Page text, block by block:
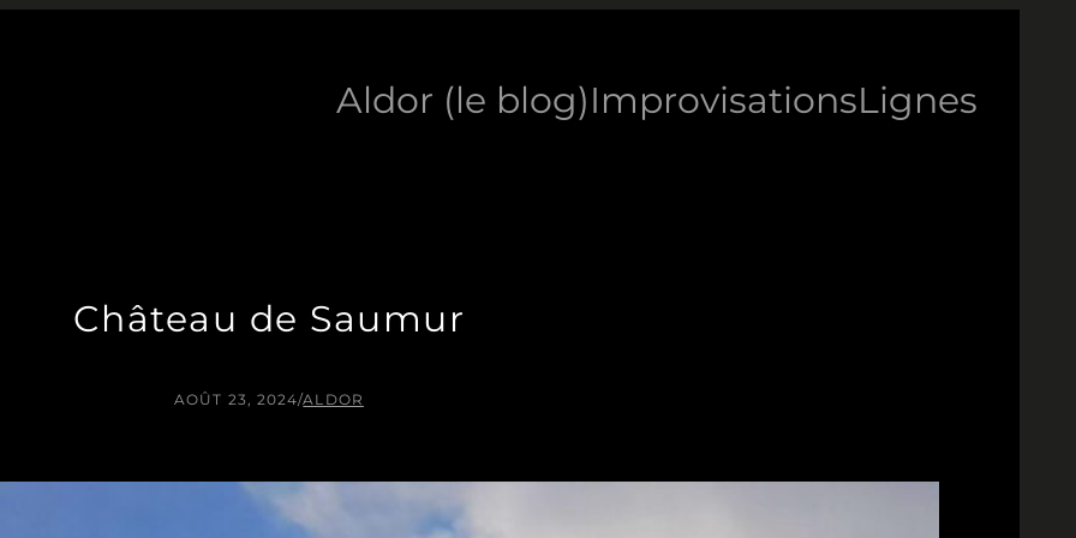
Aldor (le blog)ImprovisationsLignes
Château de Saumur
AOÛT 23, 2024/ALDOR